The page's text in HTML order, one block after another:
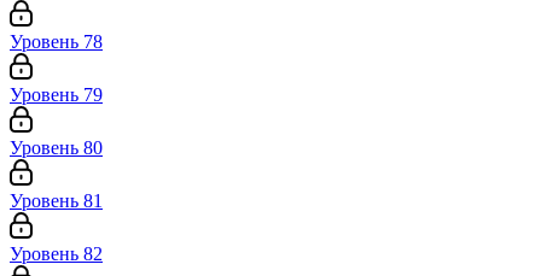
Уровень 78
Уровень 79
Уровень 80
Уровень 81
Уровень 82